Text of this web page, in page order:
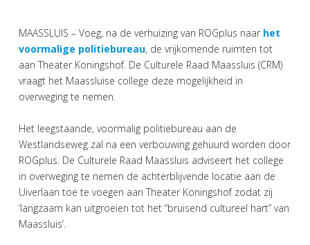
MAASSLUIS – Voeg, na de verhuizing van ROGplus naar het
voormalige politiebureau, de vrijkomende ruimten tot
aan Theater Koningshof. De Culturele Raad Maassluis (CRM)
vraagt het Maassluise college deze mogelijkheid in
overweging te nemen.
Het leegstaande, voormalig politiebureau aan de
Westlandseweg zal na een verbouwing gehuurd worden door
ROGplus. De Culturele Raad Maassluis adviseert het college
in overweging te nemen de achterblijvende locatie aan de
Uiverlaan toe te voegen aan Theater Koningshof zodat zij
‘langzaam kan uitgroeien tot het “bruisend cultureel hart” van
Maassluis’.